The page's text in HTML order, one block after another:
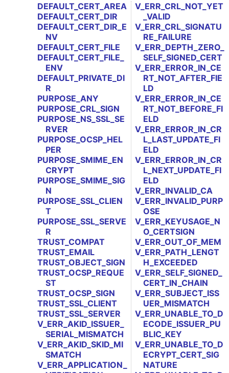
DEFAULT_CERT_AREA
DEFAULT_CERT_DIR
DEFAULT_CERT_DIR_E
NV
DEFAULT_CERT_FILE
DEFAULT_CERT_FILE_
ENV
DEFAULT_PRIVATE_DI
R
PURPOSE_ANY
PURPOSE_CRL_SIGN
PURPOSE_NS_SSL_SE
RVER
PURPOSE_OCSP_HEL
PER
PURPOSE_SMIME_EN
CRYPT
PURPOSE_SMIME_SIG
N
PURPOSE_SSL_CLIEN
T
PURPOSE_SSL_SERVE
R
TRUST_COMPAT
TRUST_EMAIL
TRUST_OBJECT_SIGN
TRUST_OCSP_REQUE
ST
TRUST_OCSP_SIGN
TRUST_SSL_CLIENT
TRUST_SSL_SERVER
V_ERR_AKID_ISSUER_
SERIAL_MISMATCH
V_ERR_AKID_SKID_MI
SMATCH
V_ERR_APPLICATION_
V_ERR_CRL_NOT_YET
_VALID
V_ERR_CRL_SIGNATU
RE_FAILURE
V_ERR_DEPTH_ZERO_
SELF_SIGNED_CERT
V_ERR_ERROR_IN_CE
RT_NOT_AFTER_FIE
LD
V_ERR_ERROR_IN_CE
RT_NOT_BEFORE_FI
ELD
V_ERR_ERROR_IN_CR
L_LAST_UPDATE_FI
ELD
V_ERR_ERROR_IN_CR
L_NEXT_UPDATE_FI
ELD
V_ERR_INVALID_CA
V_ERR_INVALID_PURP
OSE
V_ERR_KEYUSAGE_N
O_CERTSIGN
V_ERR_OUT_OF_MEM
V_ERR_PATH_LENGT
H_EXCEEDED
V_ERR_SELF_SIGNED_
CERT_IN_CHAIN
V_ERR_SUBJECT_ISS
UER_MISMATCH
V_ERR_UNABLE_TO_D
ECODE_ISSUER_PU
BLIC_KEY
V_ERR_UNABLE_TO_D
ECRYPT_CERT_SIG
NATURE